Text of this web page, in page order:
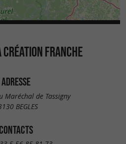
FRANCHE
ADRESSE
Maréchal de Tassigny
BEGLES
CONTACTS